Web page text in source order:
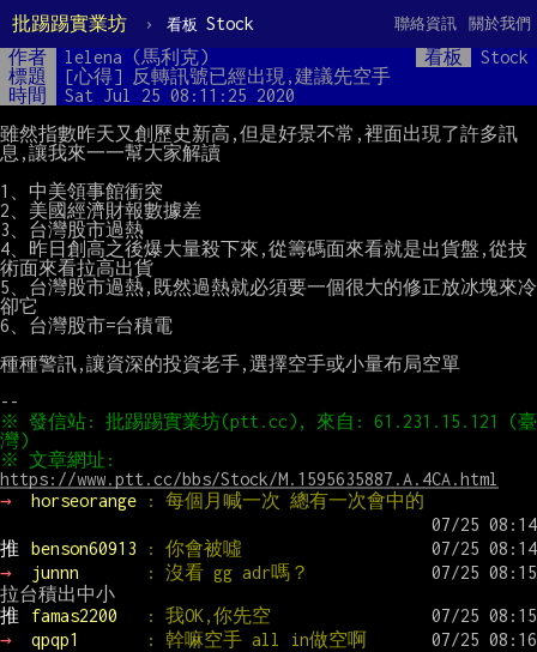
批踢踢實業坊 › 看板 Stock 關於我們
聯絡資訊
作者 lelena (馬利克) 看板
Stock
標題
[心得] 反轉訊號已經出現,建議先空手
時間
Sat Jul 25 08:11:25 2020
雖然指數昨天又創歷史新高,但是好景不常,裡面出現了許多訊
息,讓我來一一幫大家解讀
1、中美領事館衝突
2、美國經濟財報數據差
3、台灣股市過熱
4、昨日創高之後爆大量殺下來,從籌碼面來看就是出貨盤,從技
術面來看拉高出貨
5、台灣股市過熱,既然過熱就必須要一個很大的修正放冰塊來冷
卻它
6、台灣股市=台積電
種種警訊,讓資深的投資老手,選擇空手或小量布局空單
※ 發信站: 批踢踢實業坊(ptt.cc), 來自: 61.231.15.121 (臺
https://www.ptt.cc/bbs/Stock/M.1595635887.A.4CA.html
→
horseorange : 每個月喊一次 總有一次會中的
推 benson60913
: 你會被噓
→
junnn
: 沒看 gg adr嗎？
推
famas2200
: 我OK,你先空
→
qpqp1
: 幹嘛空手 all in做空啊